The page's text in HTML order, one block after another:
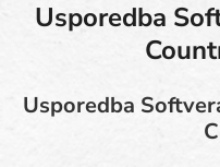
Usporedba
Usporedba